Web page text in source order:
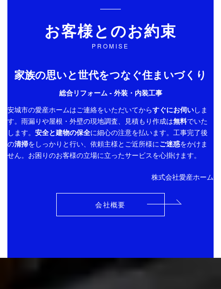
i
d
e
お客様とのお約束
PROMISE
家族の思いと世代をつなぐ住まいづくり
総合リフォーム - 外装・内装工事
安城市の愛産ホームはご連絡をいただいてからすぐにお伺いしま
す。雨漏りや屋根・外壁の現地調査、見積もり作成は無料でいた
します。 安全と建物の保全に細心の注意を払います。工事完了後
の清掃をしっかりと行い、依頼主様とご近所様にご迷惑をかけま
せん。お困りのお客様の立場に立ったサービスを心掛けます。
株式会社愛産ホーム
会社概要